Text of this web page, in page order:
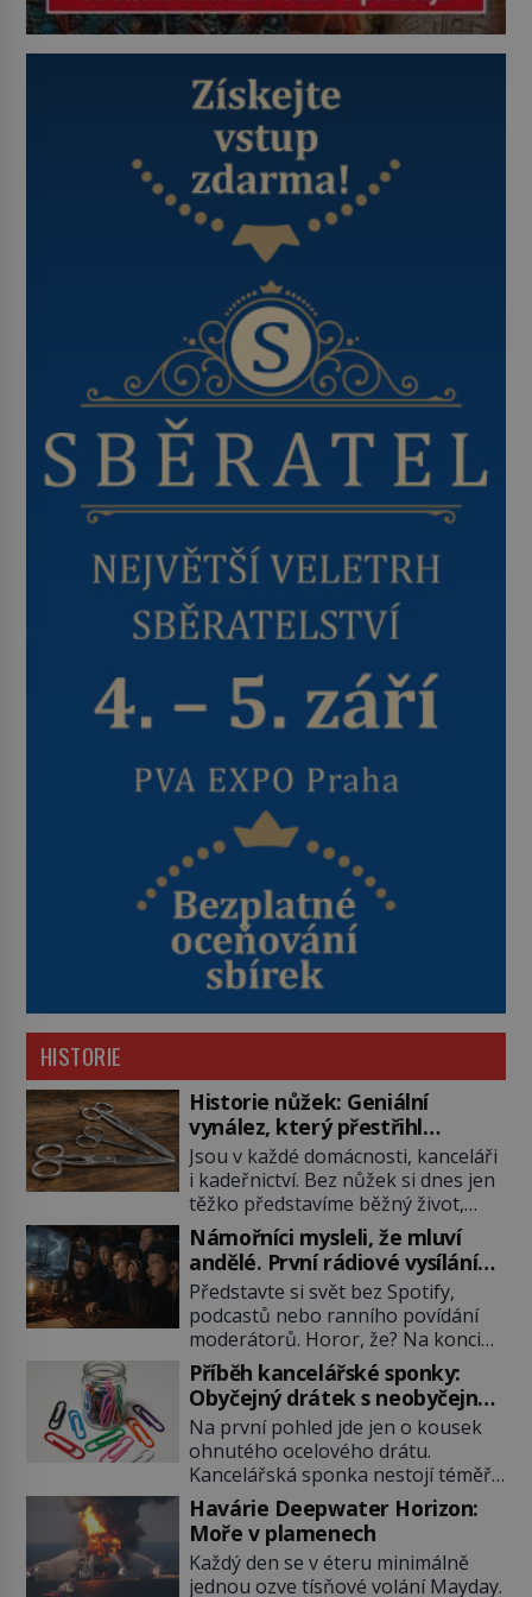
HISTORIE
Historie nůžek: Geniální
vynález, který přestřihl
tisíciletí
Jsou v každé domácnosti, kanceláři
i kadeřnictví. Bez nůžek si dnes jen
těžko představíme běžný život,
přesto jejich příběh začíná dávno
před vznikem papíru nebo knih. Od
jednoduchých bronzových čepelí až
po chirurgické nástroje a
krejčovské skvosty. Celá historie
nůžek dokazuje, že i obyčejná věc
může být výsledkem tisíců let lidské
vynalézavosti. Když dnes vezmeme
[…]
Námořníci mysleli, že mluví
andělé. První rádiové vysílání
šokovalo svět
Představte si svět bez Spotify,
podcastů nebo ranního povídání
moderátorů. Horor, že? Na konci
19. století lidé pro zábavu
maximálně tak zírali do zdi nebo
louskali ořechy. Pak se ale pár
geniálních mozků rozhodlo chytat
neviditelné vlny ve vzduchu a zrodil
se vynález, který navždy změnil
lidské tlachání, a to je rádio.
Všechno to odpaluje […]
Příběh kancelářské sponky:
Obyčejný drátek s neobyčejnou
historií
Na první pohled jde jen o kousek
ohnutého ocelového drátu.
Kancelářská sponka nestojí téměř
nic, používá ji celý svět a většina lidí
jí nevěnuje jedinou myšlenku.
Přesto za ní stojí překvapivě
spletitý příběh plný vynálezů,
Havárie Deepwater Horizon:
Moře v plamenech
Každý den se v éteru minimálně
jednou ozve tísňové volání Mayday.